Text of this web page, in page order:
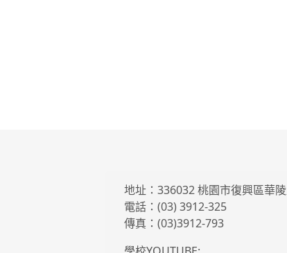
地址：336032 桃園市復興區華
電話：(03) 3912-325
傳真：(03)3912-793